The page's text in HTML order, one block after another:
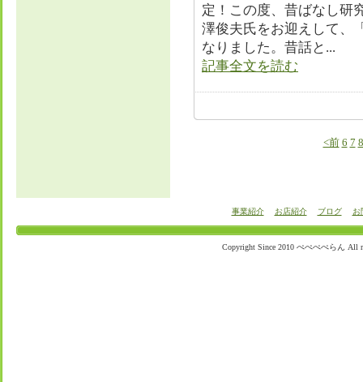
定！この度、昔ばなし研
澤俊夫氏をお迎えして、
なりました。昔話と...
記事全文を読む
<前 6 7 8
事業紹介 お店紹介 ブログ お
Copyright Since 2010 ぺぺぺぺらん All